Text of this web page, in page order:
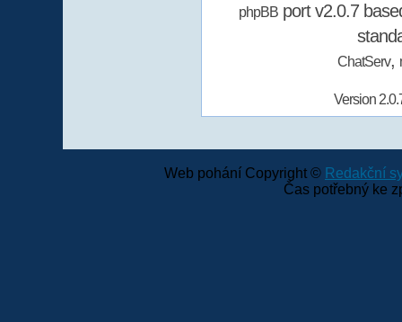
phpBBport v2.0.7
ChatServ,
Version
Web pohání Copyright © Redakční
Čas potřebný ke